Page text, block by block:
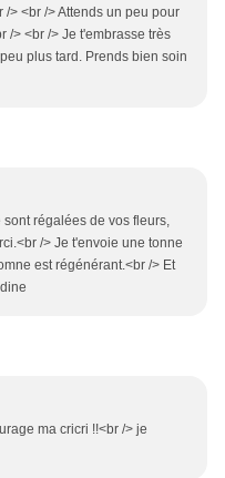
> <br /> Attends un peu pour
/> <br /> Je t'embrasse très
plus tard. Prends bien soin
régalées de vos fleurs,
/> Je t'envoie une tonne
est régénérant.<br /> Et
ma cricri !!<br /> je